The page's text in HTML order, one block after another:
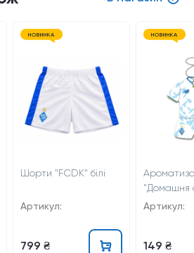
НОВИНКА
Шорти "FCDK" білі
Артикул:
799 ₴
НОВИНКА
"Домашня
25/26"
Артикул:
149 ₴